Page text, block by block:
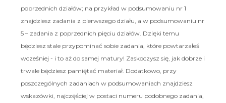
poprzednich działów; na przykład w podsumowaniu nr 1
znajdziesz zadania z pierwszego działu, a w podsumowaniu nr
5 – zadania z poprzednich pięciu działów. Dzięki temu
będziesz stale przypominać sobie zadania, które powtarzałeś
wcześniej - i to aż do samej matury! Zaskoczysz się, jak dobrze i
trwale będziesz pamiętać materiał. Dodatkowo, przy
poszczególnych zadaniach w podsumowaniach znajdziesz
wskazówki, najczęściej w postaci numeru podobnego zadania,